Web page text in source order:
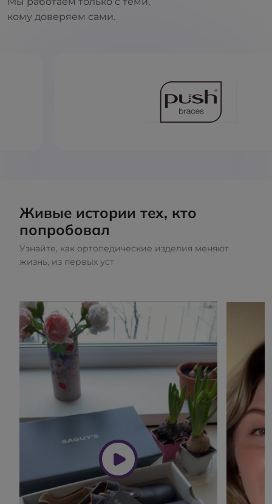
кому доверяем сами.
Живые истории тех, кто
попробовал
Узнайте, как ортопедические изделия меняют
жизнь, из первых уст